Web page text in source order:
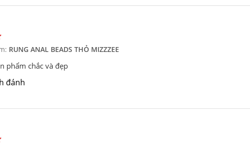
RUNG ANAL BEADS THỎ MIZZZEE
phẩm chắc và đẹp